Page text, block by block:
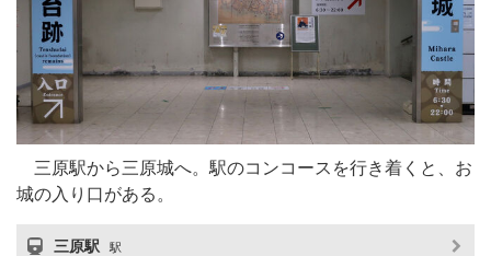
三原駅から三原城へ。駅のコンコースを行き着くと、お
城の入り口がある。
三原駅 駅